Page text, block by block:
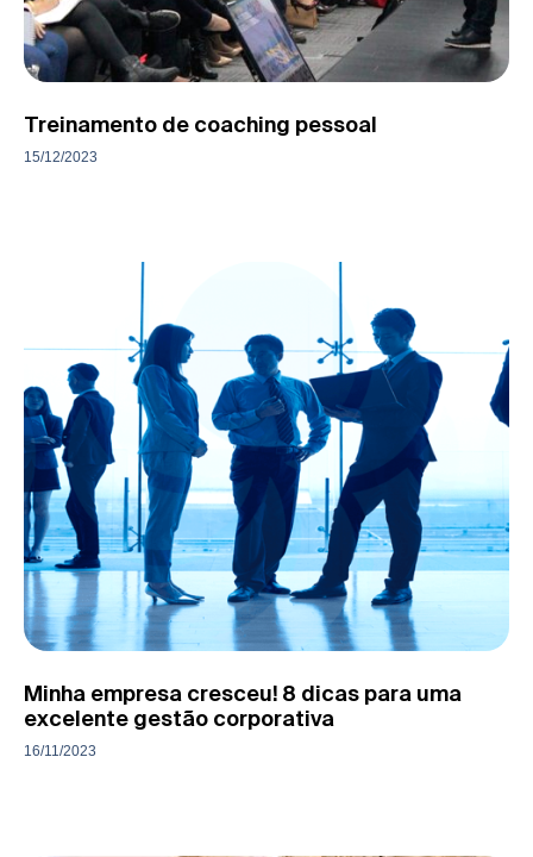
Treinamento de coaching pessoal
15/12/2023
Minha empresa cresceu! 8 dicas para uma
excelente gestão corporativa
16/11/2023